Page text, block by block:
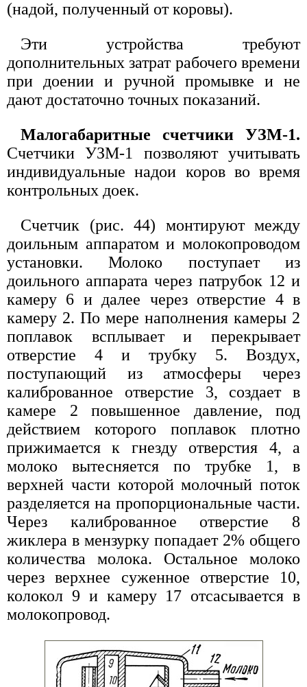
(надой, полученный от коровы).
Эти устройства требуют
дополнительных затрат рабочего времени
при доении и ручной промывке и не
дают достаточно точных показаний.
Малогабаритные счетчики УЗМ-1.
Счетчики УЗМ-1 позволяют учитывать
индивидуальные надои коров во время
контрольных доек.
Счетчик (рис. 44) монтируют между
доильным аппаратом и молокопроводом
установки. Молоко поступает из
доильного аппарата через патрубок 12 и
камеру 6 и далее через отверстие 4 в
камеру 2. По мере наполнения камеры 2
поплавок всплывает и перекрывает
отверстие 4 и трубку 5. Воздух,
поступающий из атмосферы через
калиброванное отверстие 3, создает в
камере 2 повышенное давление, под
действием которого поплавок плотно
прижимается к гнезду отверстия 4, а
молоко вытесняется по трубке 1, в
верхней части которой молочный поток
разделяется на пропорциональные части.
Через калиброванное отверстие 8
жиклера в мензурку попадает 2% общего
количества молока. Остальное молоко
через верхнее суженное отверстие 10,
колокол 9 и камеру 17 отсасывается в
молокопровод.